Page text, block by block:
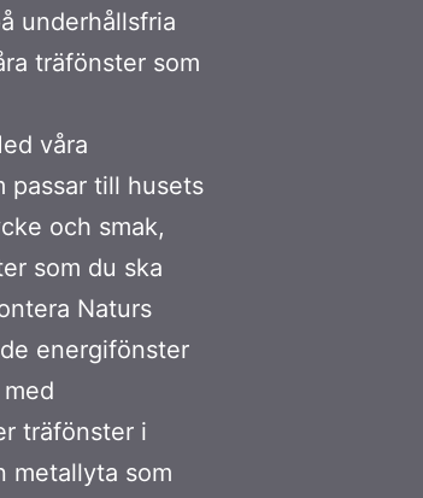
underhållsfria
träfönster som
våra
passar till husets
och smak,
som du ska
Naturs
energifönster
träfönster i
metallyta som